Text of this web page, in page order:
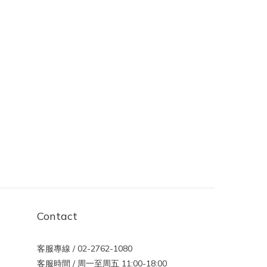
Contact
客服專線 / 02-2762-1080
客服時間 / 周一至周五 11:00-18:00